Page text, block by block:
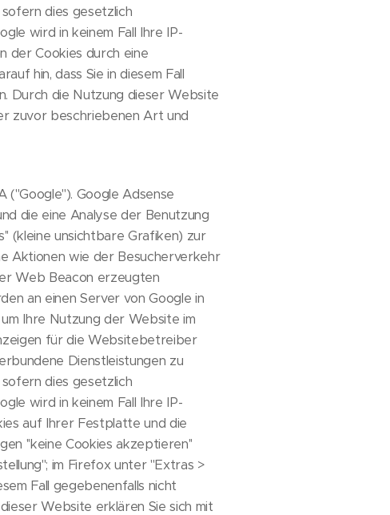
dies gesetzlich
wird in keinem Fall Ihre IP-
der Cookies durch eine
hin, dass Sie in diesem Fall
Durch die Nutzung dieser Website
zuvor beschriebenen Art und
(''Google''). Google Adsense
die eine Analyse der Benutzung
(kleine unsichtbare Grafiken) zur
Aktionen wie der Besucherverkehr
Web Beacon erzeugten
an einen Server von Google in
Ihre Nutzung der Website im
für die Websitebetreiber
Dienstleistungen zu
dies gesetzlich
wird in keinem Fall Ihre IP-
auf Ihrer Festplatte und die
''keine Cookies akzeptieren''
im Firefox unter ''Extras >
Fall gegebenenfalls nicht
Website erklären Sie sich mit